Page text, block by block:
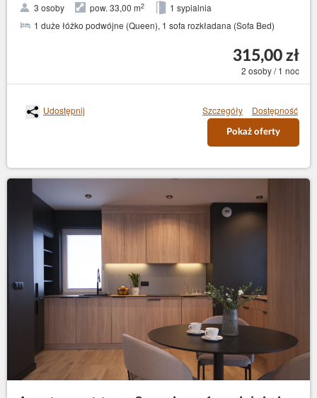
3 osoby
pow. 33,00 m2
1 sypialnia
1 duże łóżko podwójne (Queen), 1 sofa rozkładana (Sofa Bed)
315,00 zł
2 osoby / 1 noc
Udostępnij Szczegóły Dostępność
Pokaż oferty